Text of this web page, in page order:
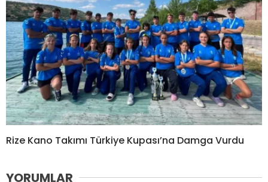
Rize Kano Takımı Türkiye Kupası’na Damga Vurdu
YORUMLAR